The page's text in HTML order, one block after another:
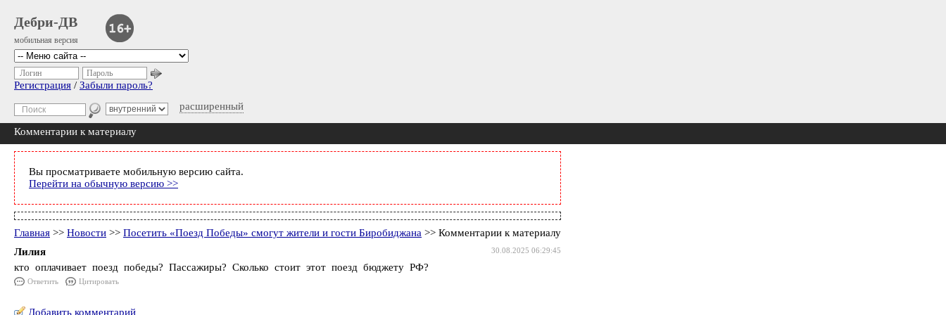
Дебри-ДВ
мобильная версия
расширенный
Логин Пароль
Регистрация / Забыли пароль?
Комментарии к материалу
Вы просматриваете мобильную версию сайта.
Перейти на обычную версию >>
Главная >> Новости >> Посетить «Поезд Победы» смогут жители и гости Биробиджана >> Комментарии к материалу
30.08.2025 06:29:45
Лилия
кто оплачивает поезд победы? Пассажиры? Сколько стоит этот поезд бюджету РФ?
Ответить Цитировать
Добавить комментарий